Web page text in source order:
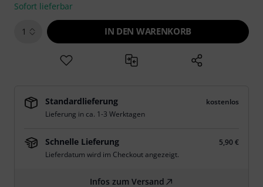
Sofort lieferbar
1 IN DEN WARENKORB
Standardlieferung
kostenlos
Lieferung in ca. 1-3 Werktagen
Schnelle Lieferung
5,90 €
Lieferdatum wird im Checkout angezeigt.
Infos zum Versand